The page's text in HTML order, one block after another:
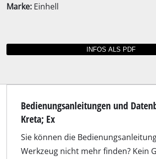
Marke: Einhell
Bedienungsanleitungen und
Kreta; Ex
Sie können die
Werkzeug nicht mehr finden? Kein